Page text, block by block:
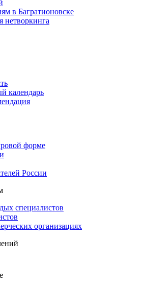
в Багратионовске
нетворкинга
календарь
форме
России
специалистов
организациях